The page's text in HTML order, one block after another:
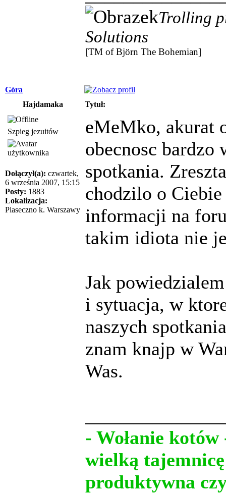
Trolling
Solutions
[TM of Björn The Bohemian]
Góra
Hajdamaka
Tytuł:
Szpieg jezuitów
Dołączył(a): czwartek,
6 września 2007, 15:15
Posty: 1883
Lokalizacja:
Piaseczno k. Warszawy
eMeMko, akurat
obecnosc bardzo
spotkania.
chodzilo o
informacji na
takim idiota nie
Jak
i sytuacja, w
naszych
znam knajp w
Was.
- Wołanie
wielką
produktywna